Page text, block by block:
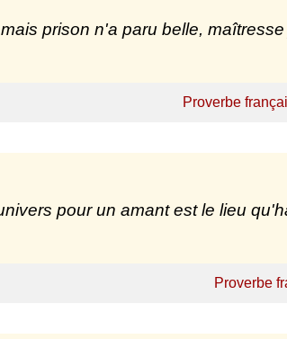
prison n'a paru belle,
Proverbe
pour un amant est le lieu
Proverbe